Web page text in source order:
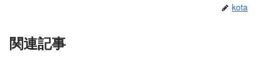
o
e
kota
関連記事